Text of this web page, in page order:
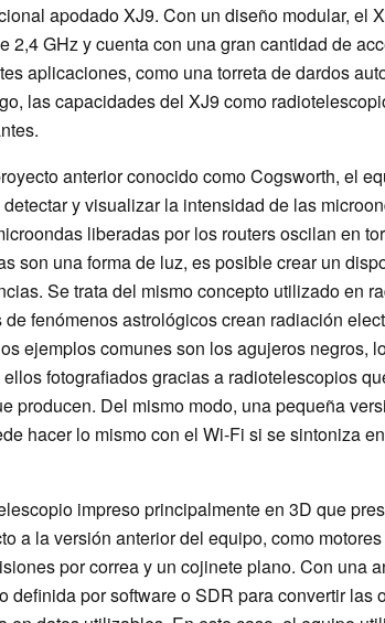
apodado XJ9. Con un diseño modular, el
2,4 GHz y cuenta con una gran cantidad de
aplicaciones, como una torreta de dardos
las capacidades del XJ9 como
anterior conocido como Cogsworth, el
y visualizar la intensidad de las
liberadas por los routers oscilan en
son una forma de luz, es posible crear un
Se trata del mismo concepto utilizado en
de fenómenos astrológicos crean radiación
ejemplos comunes son los agujeros negros,
fotografiados gracias a radiotelescopios
producen. Del mismo modo, una pequeña
hacer lo mismo con el Wi-Fi si se sintoniza
impreso principalmente en 3D que
a la versión anterior del equipo, como
por correa y un cojinete plano. Con una
definida por software o SDR para convertir las